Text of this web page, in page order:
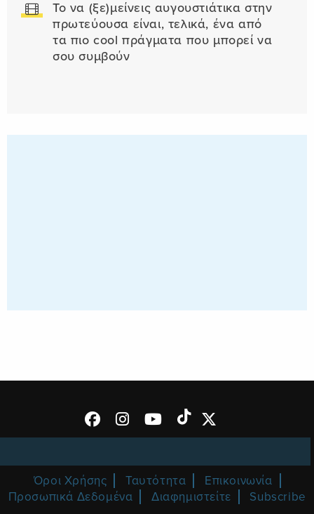
Το να (ξε)μείνεις αυγουστιάτικα στην
πρωτεύουσα είναι, τελικά, ένα από
τα πιο cool πράγματα που μπορεί να
σου συμβούν
Όροι Χρήσης Ταυτότητα
Επικοινωνία
Προσωπικά Δεδομένα
Διαφημιστείτε Subscribe